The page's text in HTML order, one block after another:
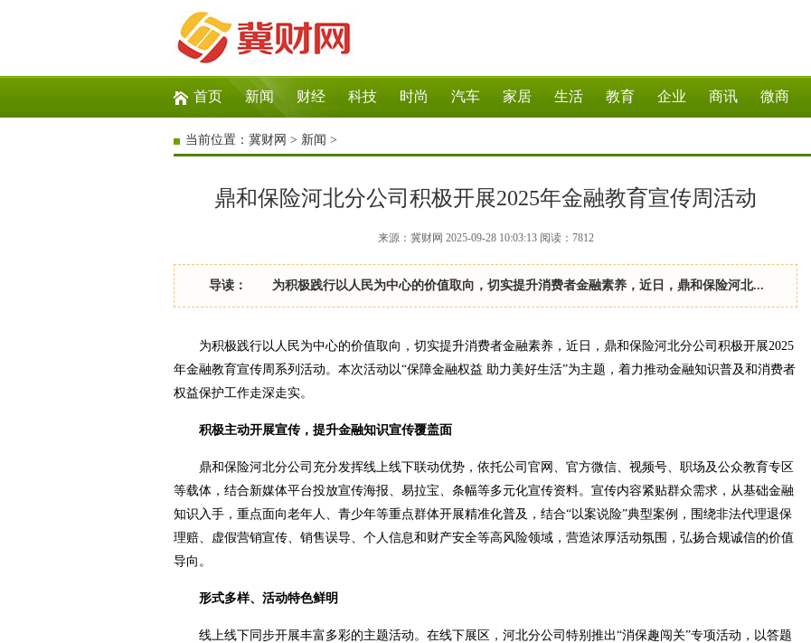
首页 新闻 财经 科技 时尚 汽车 家居 生活 教育 企业 商讯 微商
当前位置： 冀财网 > 新闻 >
鼎和保险河北分公司积极开展2025年金融教育宣传周活动
来源：冀财网 2025-09-28 10:03:13 阅读： 7812
导读： 为积极践行以人民为中心的价值取向，切实提升消费者金融素养，近日，鼎和保险河北...
为积极践行以人民为中心的价值取向，切实提升消费者金融素养，近日，鼎和保险河北分公司积极开展2025
年金融教育宣传周系列活动。本次活动以“保障金融权益 助力美好生活”为主题，着力推动金融知识普及和消费者
权益保护工作走深走实。
积极主动开展宣传，提升金融知识宣传覆盖面
鼎和保险河北分公司充分发挥线上线下联动优势，依托公司官网、官方微信、视频号、职场及公众教育专区
等载体，结合新媒体平台投放宣传海报、易拉宝、条幅等多元化宣传资料。宣传内容紧贴群众需求，从基础金融
知识入手，重点面向老年人、青少年等重点群体开展精准化普及，结合“以案说险”典型案例，围绕非法代理退保
理赔、虚假营销宣传、销售误导、个人信息和财产安全等高风险领域，营造浓厚活动氛围，弘扬合规诚信的价值
导向。
形式多样、活动特色鲜明
线上线下同步开展丰富多彩的主题活动。在线下展区，河北分公司特别推出“消保趣闯关”专项活动，以答题